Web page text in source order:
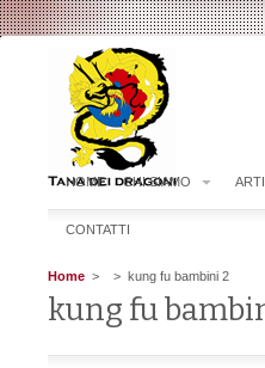
HOME CHI SIAMO
CONTATTI
Home > > kung fu bambini 2
kung fu